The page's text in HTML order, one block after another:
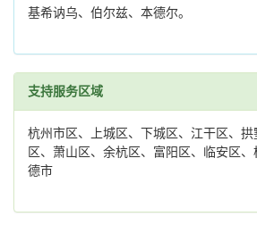
基希讷乌、伯尔兹、本德尔。
支持服务区域
杭州市区、上城区、下城区、江干区、
区、萧山区、余杭区、富阳区、临安区
德市